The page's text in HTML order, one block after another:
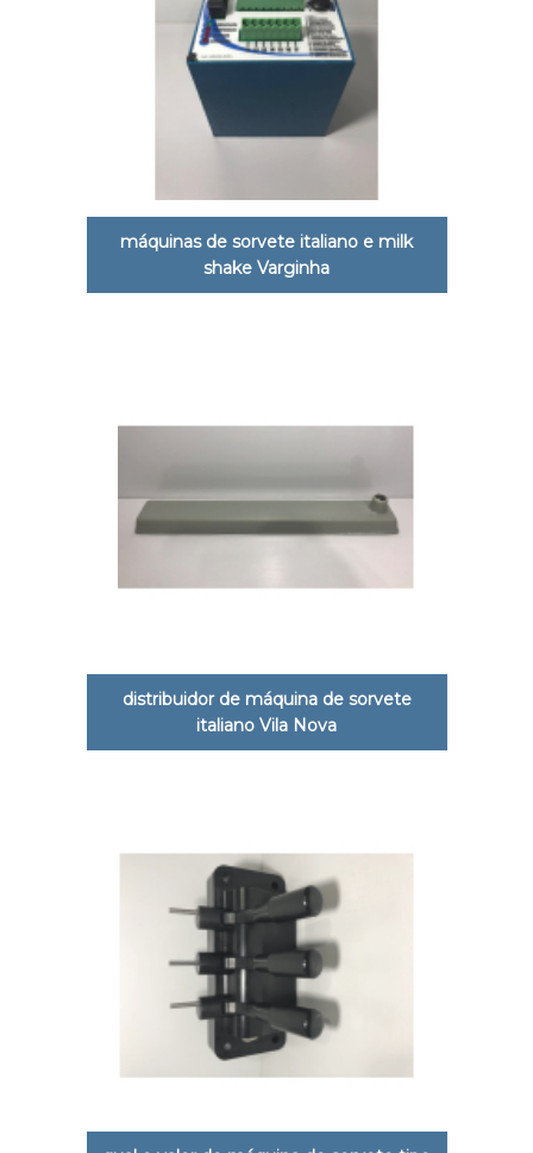
máquinas de sorvete italiano e milk
shake Varginha
distribuidor de máquina de sorvete
italiano Vila Nova